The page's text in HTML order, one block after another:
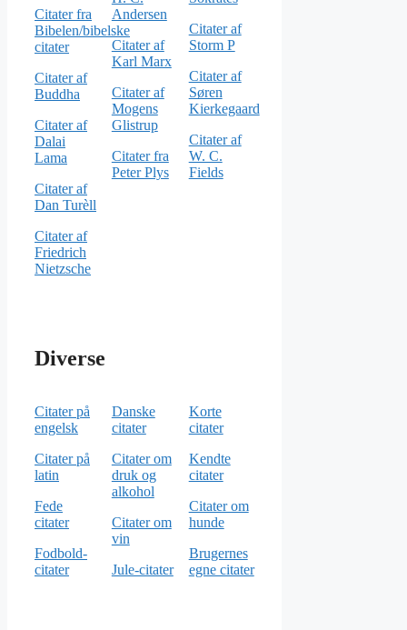
Citater fra
Bibelen/bibelske
citater
Citater af
Buddha
Citater af
Dalai
Lama
Citater af
Dan Turèll
Citater af
Friedrich
Nietzsche
Andersen
Citater af
Karl Marx
Citater af
Mogens
Glistrup
Citater fra
Peter Plys
Citater af
Storm P
Citater af
Søren
Kierkegaard
Citater af
W. C.
Fields
Diverse
Citater på
engelsk
Citater på
latin
Fede
citater
Fodbold-
citater
Danske
citater
Citater om
druk og
alkohol
Citater om
vin
Jule-citater
Korte
citater
Kendte
citater
Citater om
hunde
Brugernes
egne citater